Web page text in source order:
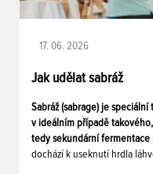
17. 06. 2026
Jak udělat sabráž
Sabráž (sabrage) je
v ideálním případě
tedy sekundární fermentace
dochází k useknutí hrdla